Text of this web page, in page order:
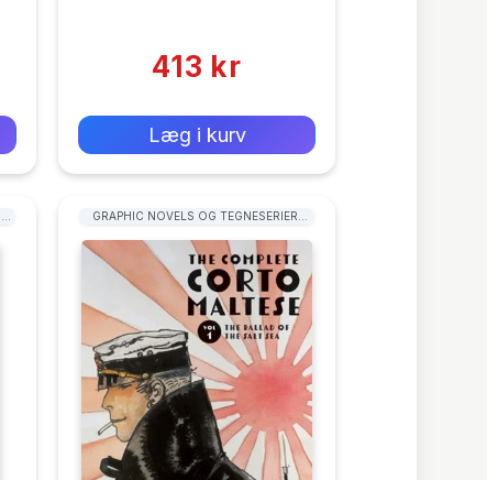
413 kr
Læg i kurv
GRAPHIC NOVELS OG TEGNESERIER: